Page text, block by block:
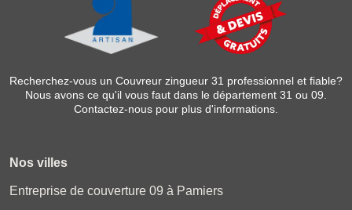
Recherchez-vous un Couvreur zingueur 31 professionnel et fiable?
Nous avons ce qu'il vous faut dans le département 31 ou 09.
Contactez-nous pour plus d'informations.
Nos villes
Entreprise de couverture 09 à Pamiers